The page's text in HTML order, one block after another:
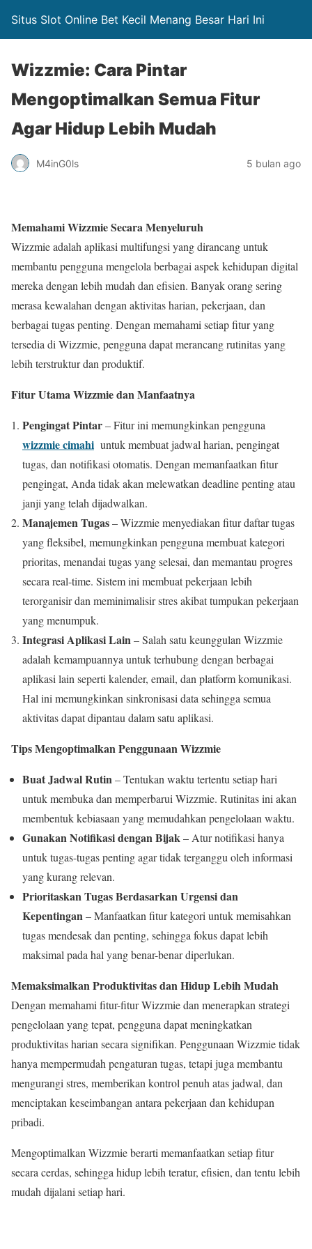
Situs Slot Online Bet Kecil Menang Besar Hari Ini
Wizzmie: Cara Pintar
Mengoptimalkan Semua Fitur
Agar Hidup Lebih Mudah
M4inG0ls 5 bulan ago
Memahami Wizzmie Secara Menyeluruh
Wizzmie adalah aplikasi multifungsi yang dirancang untuk
membantu pengguna mengelola berbagai aspek kehidupan digital
mereka dengan lebih mudah dan efisien. Banyak orang sering
merasa kewalahan dengan aktivitas harian, pekerjaan, dan
berbagai tugas penting. Dengan memahami setiap fitur yang
tersedia di Wizzmie, pengguna dapat merancang rutinitas yang
lebih terstruktur dan produktif.
Fitur Utama Wizzmie dan Manfaatnya
Pengingat Pintar– Fitur ini memungkinkan pengguna
wizzmie cimahi untuk membuat jadwal harian, pengingat
tugas, dan notifikasi otomatis. Dengan memanfaatkan fitur
pengingat, Anda tidak akan melewatkan deadline penting atau
janji yang telah dijadwalkan.
Manajemen Tugas– Wizzmie menyediakan fitur daftar tugas
yang fleksibel, memungkinkan pengguna membuat kategori
prioritas, menandai tugas yang selesai, dan memantau progres
secara real-time. Sistem ini membuat pekerjaan lebih
terorganisir dan meminimalisir stres akibat tumpukan pekerjaan
yang menumpuk.
Integrasi Aplikasi Lain– Salah satu keunggulan Wizzmie
adalah kemampuannya untuk terhubung dengan berbagai
aplikasi lain seperti kalender, email, dan platform komunikasi.
Hal ini memungkinkan sinkronisasi data sehingga semua
aktivitas dapat dipantau dalam satu aplikasi.
Tips Mengoptimalkan Penggunaan Wizzmie
Buat Jadwal Rutin– Tentukan waktu tertentu setiap hari
untuk membuka dan memperbarui Wizzmie. Rutinitas ini akan
membentuk kebiasaan yang memudahkan pengelolaan waktu.
Gunakan Notifikasi dengan Bijak– Atur notifikasi hanya
untuk tugas-tugas penting agar tidak terganggu oleh informasi
yang kurang relevan.
Prioritaskan Tugas Berdasarkan Urgensi dan
Kepentingan– Manfaatkan fitur kategori untuk memisahkan
tugas mendesak dan penting, sehingga fokus dapat lebih
maksimal pada hal yang benar-benar diperlukan.
Memaksimalkan Produktivitas dan Hidup Lebih Mudah
Dengan memahami fitur-fitur Wizzmie dan menerapkan strategi
pengelolaan yang tepat, pengguna dapat meningkatkan
produktivitas harian secara signifikan. Penggunaan Wizzmie tidak
hanya mempermudah pengaturan tugas, tetapi juga membantu
mengurangi stres, memberikan kontrol penuh atas jadwal, dan
menciptakan keseimbangan antara pekerjaan dan kehidupan
pribadi.
Mengoptimalkan Wizzmie berarti memanfaatkan setiap fitur
secara cerdas, sehingga hidup lebih teratur, efisien, dan tentu lebih
mudah dijalani setiap hari.